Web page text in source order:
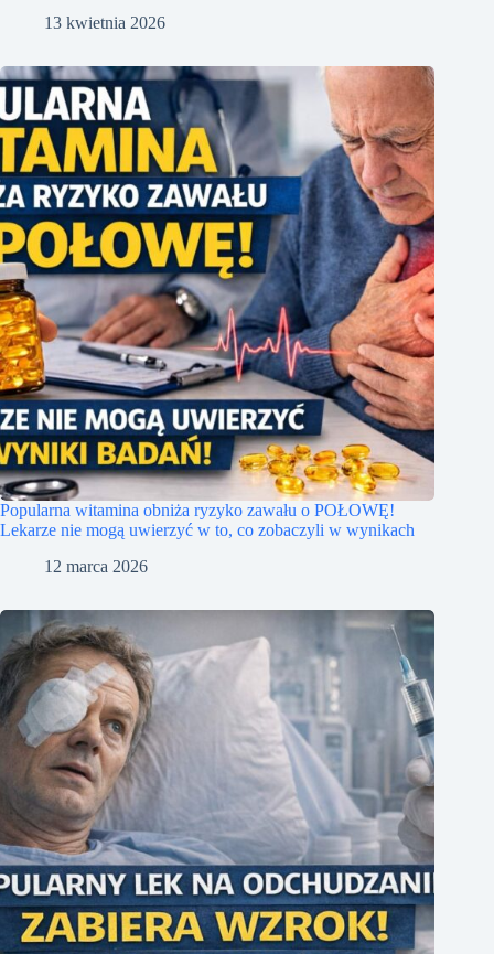
13 kwietnia 2026
Popularna witamina obniża ryzyko zawału o POŁOWĘ!
Lekarze nie mogą uwierzyć w to, co zobaczyli w wynikach
12 marca 2026